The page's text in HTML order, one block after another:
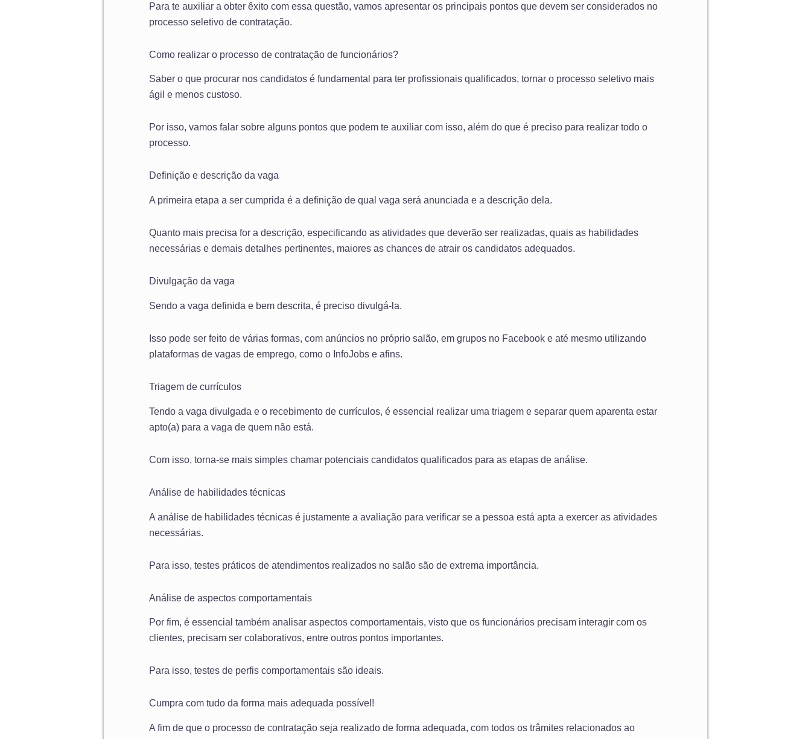
Para te auxiliar a obter êxito com essa questão, vamos apresentar os principais pontos que devem ser considerados no
processo seletivo de contratação.
Como realizar o processo de contratação de funcionários?
Saber o que procurar nos candidatos é fundamental para ter profissionais qualificados, tornar o processo seletivo mais
ágil e menos custoso.
Por isso, vamos falar sobre alguns pontos que podem te auxiliar com isso, além do que é preciso para realizar todo o
processo.
Definição e descrição da vaga
A primeira etapa a ser cumprida é a definição de qual vaga será anunciada e a descrição dela.
Quanto mais precisa for a descrição, especificando as atividades que deverão ser realizadas, quais as habilidades
necessárias e demais detalhes pertinentes, maiores as chances de atrair os candidatos adequados.
Divulgação da vaga
Sendo a vaga definida e bem descrita, é preciso divulgá-la.
Isso pode ser feito de várias formas, com anúncios no próprio salão, em grupos no Facebook e até mesmo utilizando
plataformas de vagas de emprego, como o InfoJobs e afins.
Triagem de currículos
Tendo a vaga divulgada e o recebimento de currículos, é essencial realizar uma triagem e separar quem aparenta estar
apto(a) para a vaga de quem não está.
Com isso, torna-se mais simples chamar potenciais candidatos qualificados para as etapas de análise.
Análise de habilidades técnicas
A análise de habilidades técnicas é justamente a avaliação para verificar se a pessoa está apta a exercer as atividades
necessárias.
Para isso, testes práticos de atendimentos realizados no salão são de extrema importância.
Análise de aspectos comportamentais
Por fim, é essencial também analisar aspectos comportamentais, visto que os funcionários precisam interagir com os
clientes, precisam ser colaborativos, entre outros pontos importantes.
Para isso, testes de perfis comportamentais são ideais.
Cumpra com tudo da forma mais adequada possível!
A fim de que o processo de contratação seja realizado de forma adequada, com todos os trâmites relacionados ao